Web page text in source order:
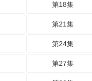
第18集
第21集
第24集
第27集